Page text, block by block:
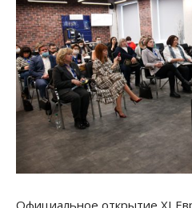
Официальное открытие XI